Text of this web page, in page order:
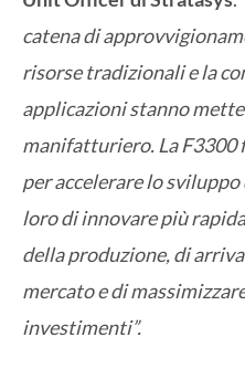
catena di
risorse tradizionali e la
applicazioni stanno
manifatturiero. La F3300
per accelerare lo
loro di innovare più
della produzione, di
mercato e di
investimenti”.